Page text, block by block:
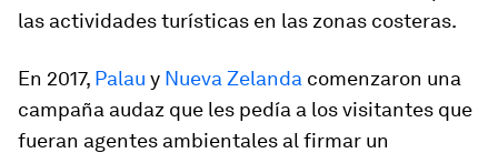
las actividades turísticas en las zonas costeras.
En 2017, Palau y Nueva Zelanda comenzaron una
campaña audaz que les pedía a los visitantes que
fueran agentes ambientales al firmar un